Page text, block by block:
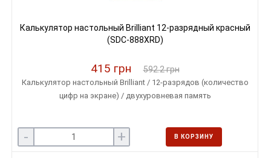
Калькулятор настольный Brilliant 12-разрядный красный
(SDC-888XRD)
415 грн 592.2 грн
Калькулятор настольный Brilliant / 12-разрядов (количество
цифр на экране) / двухуровневая память
- + В КОРЗИНУ